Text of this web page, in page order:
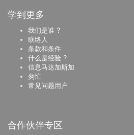
学到更多
我们是谁 ?
联络人
条款和条件
什么是经验 ?
信息马达加斯加
匆忙
常见问题用户
合作伙伴专区